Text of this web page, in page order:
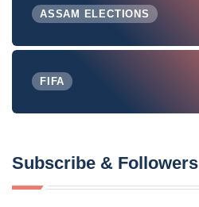
ASSAM ELECTIONS
FIFA
Subscribe & Followers